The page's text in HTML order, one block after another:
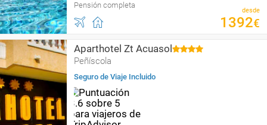
Pensión completa
desde
1392€
Aparthotel Zt Acuasol
Peñíscola
Seguro de Viaje Incluido